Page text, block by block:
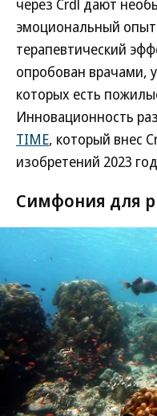
через Crdl дают
эмоциональный
терапевтический
опробован врачами,
которых есть
Инновационность
TIME, который внес
изобретений 2023
Симфония для